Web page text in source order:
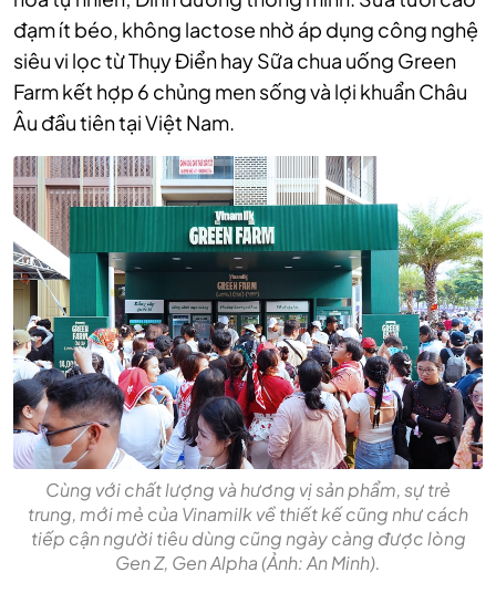
đạm ít béo, không lactose nhờ áp dụng công nghệ
siêu vi lọc từ Thụy Điển hay Sữa chua uống Green
Farm kết hợp 6 chủng men sống và lợi khuẩn Châu
Âu đầu tiên tại Việt Nam.
Cùng với chất lượng và hương vị sản phẩm, sự trẻ
trung, mới mẻ của Vinamilk về thiết kế cũng như cách
tiếp cận người tiêu dùng cũng ngày càng được lòng
Gen Z, Gen Alpha (Ảnh: An Minh).